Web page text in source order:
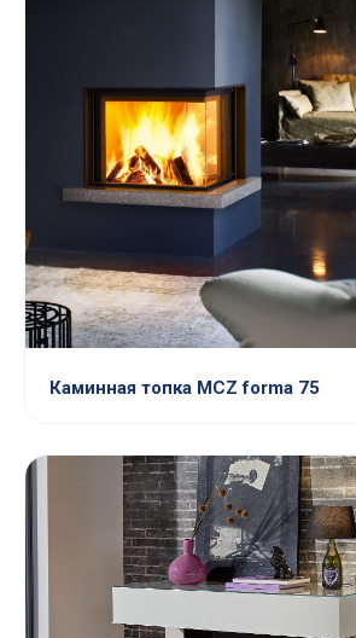
Каминная топка MCZ forma 75